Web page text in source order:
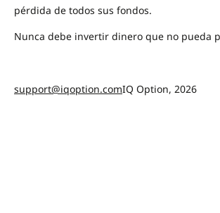
pérdida de todos sus fondos.
Nunca debe invertir dinero que no pueda
support@iqoption.comIQ Option, 2026